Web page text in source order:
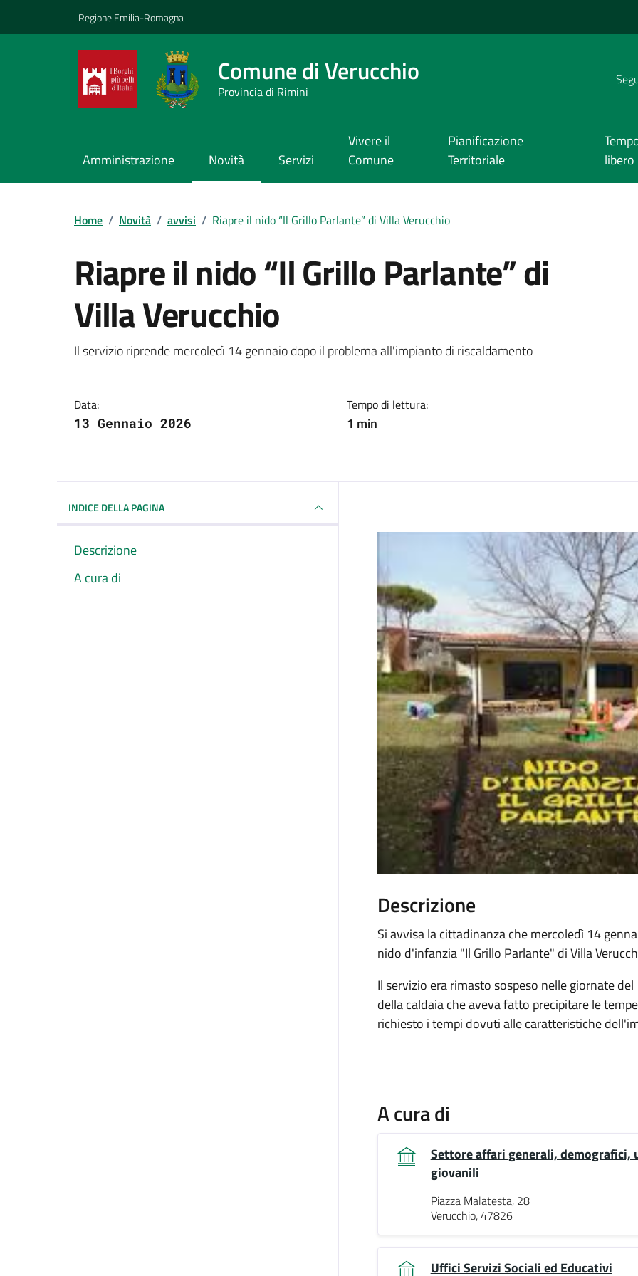
Regione Emilia-Romagna
Comune di Verucchio
Provincia di Rimini
Amministrazione Novità Servizi
Vivere il
Comune
Pianificazione
Territoriale
libero
Home / Novità / avvisi / Riapre il nido “Il Grillo Parlante” di Villa Verucchio
Riapre il nido “Il Grillo Parlante” di
Villa Verucchio
Dettagli della notizia
Il servizio riprende mercoledì 14 gennaio dopo il problema all'impianto di riscaldamento
Data:
13 Gennaio 2026
Tempo di lettura:
1 min
INDICE DELLA PAGINA
Descrizione
A cura di
Descrizione
Si avvisa la cittadinanza che mercoledì 14
nido d'infanzia "Il Grillo Parlante" di Villa
Il servizio era rimasto sospeso nelle giornate
della caldaia che aveva fatto precipitare le
richiesto i tempi dovuti alle caratteristiche
A cura di
Settore affari generali, demografici,
giovanili
Piazza Malatesta, 28
Verucchio, 47826
Uffici Servizi Sociali ed Educativi